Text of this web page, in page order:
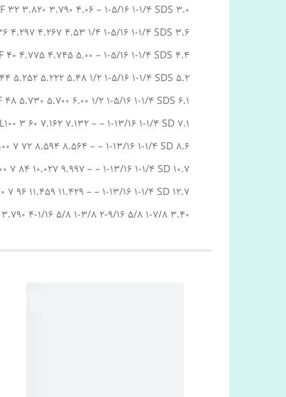
32 3.820 3.790 4.06 – 1-5/16 1-1/4 SDS 3.0
4.297 4.267 4.53 1/4 1-5/16 1-1/4 SDS 3.6
40 4.775 4.745 5.00 – 1-5/16 1-1/4 SDS 4.4
5.252 5.222 5.48 1/2 1-5/16 1-1/4 SDS 5.2
48 5.730 5.700 6.00 1/2 1-5/16 1-1/4 SDS 6.1
3 60 7.162 7.132 – – 1-13/16 1-1/4 SD 7.1
7 72 8.594 8.564 – – 1-13/16 1-1/4 SD 8.6
7 84 10.027 9.997 – – 1-13/16 1-1/4 SD 10.7
7 96 11.459 11.429 – – 1-13/16 1-1/4 SD 12.7
3.790 4-1/16 5/8 1-3/8 2-9/16 5/8 1-7/8 3.40